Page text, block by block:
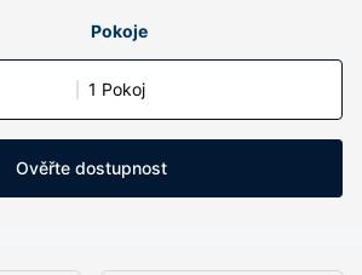
Pokoje
1 Pokoj
Ověřte dostupnost